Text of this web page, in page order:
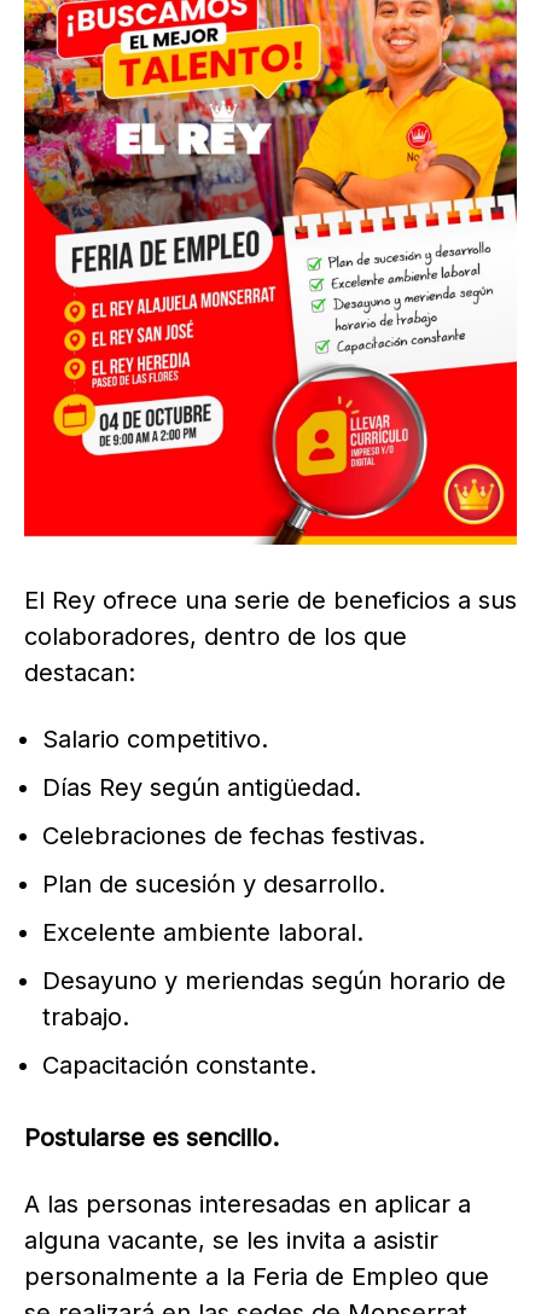
El Rey ofrece una serie de beneficios a sus
colaboradores, dentro de los que
destacan:
Salario competitivo.
Días Rey según antigüedad.
Celebraciones de fechas festivas.
Plan de sucesión y desarrollo.
Excelente ambiente laboral.
Desayuno y meriendas según horario de
trabajo.
Capacitación constante.
Postularse es sencillo.
A las personas interesadas en aplicar a
alguna vacante, se les invita a asistir
personalmente a la Feria de Empleo que